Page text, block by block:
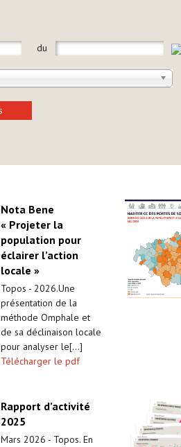
du
Nota Bene
« Projeter la
population pour
éclairer l’action
locale »
Topos - 2026.Une
présentation de la
méthode Omphale et
de sa déclinaison locale
pour analyser le[...]
Télécharger le pdf
Rapport d’activité
2025
Mars 2026 - Topos. En